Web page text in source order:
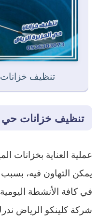
تنظيف
تنظيف خزانات حي
عملية العناية بخزانات
يمكن التهاون فيه، بسبب
في كافة الأنشطة
شركة كلينكو الرياض